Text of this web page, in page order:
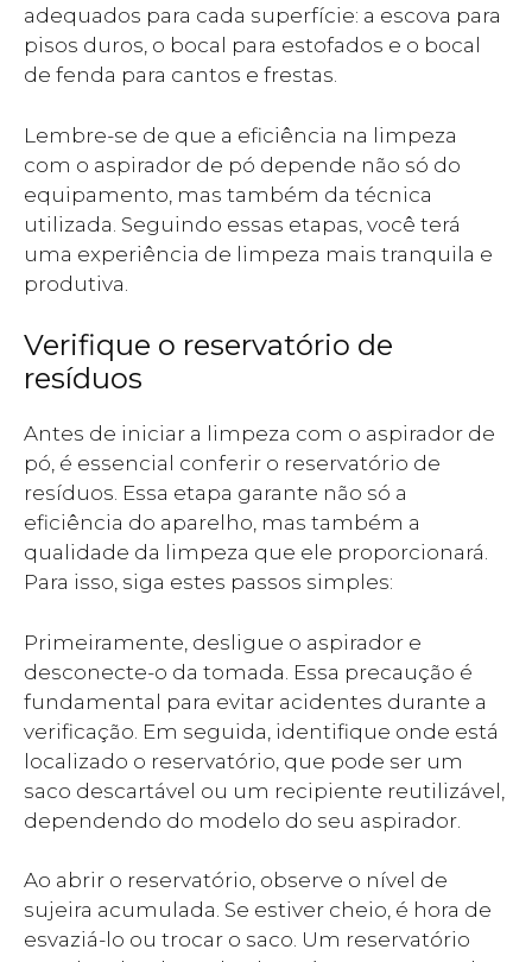
adequados para cada superfície: a escova para
pisos duros, o bocal para estofados e o bocal
de fenda para cantos e frestas.
Lembre-se de que a eficiência na limpeza
com o aspirador de pó depende não só do
equipamento, mas também da técnica
utilizada. Seguindo essas etapas, você terá
uma experiência de limpeza mais tranquila e
produtiva.
Verifique o reservatório de
resíduos
Antes de iniciar a limpeza com o aspirador de
pó, é essencial conferir o reservatório de
resíduos. Essa etapa garante não só a
eficiência do aparelho, mas também a
qualidade da limpeza que ele proporcionará.
Para isso, siga estes passos simples:
Primeiramente, desligue o aspirador e
desconecte-o da tomada. Essa precaução é
fundamental para evitar acidentes durante a
verificação. Em seguida, identifique onde está
localizado o reservatório, que pode ser um
saco descartável ou um recipiente reutilizável,
dependendo do modelo do seu aspirador.
Ao abrir o reservatório, observe o nível de
sujeira acumulada. Se estiver cheio, é hora de
esvaziá-lo ou trocar o saco. Um reservatório